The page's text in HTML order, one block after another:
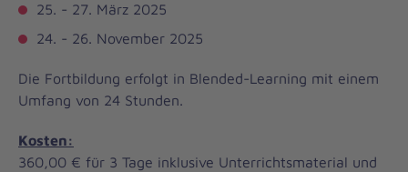
25. - 27. März 2025
24. - 26. November 2025
Die Fortbildung erfolgt in Blended-Learning mit einem
Umfang von 24 Stunden.
Kosten:
360,00 € für 3 Tage inklusive Unterrichtsmaterial und